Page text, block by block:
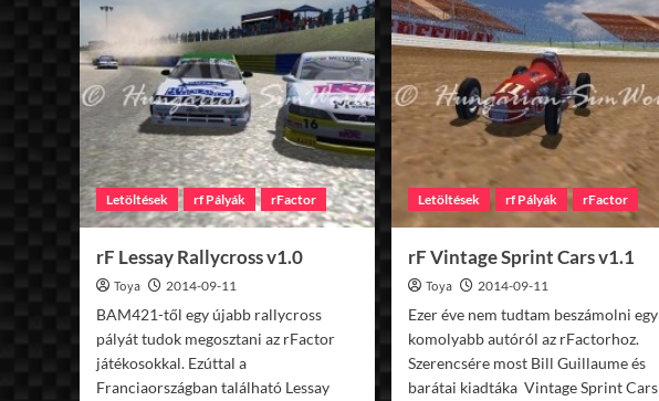
v1.0
Letöltések rf Pályák rFactor
rF Lessay Rallycross v1.0
Toya 2014-09-11
BAM421-től egy újabb rallycross
pályát tudok megosztani az rFactor
játékosokkal. Ezúttal a
Franciaországban található Lessay
Letöltések rf Pályák rFactor
rF Vintage Sprint Cars v1.1
Toya 2014-09-11
Ezer éve nem tudtam beszámolni egy
komolyabb autóról az rFactorhoz.
Szerencsére most Bill Guillaume és
barátai kiadtáka Vintage Sprint Cars